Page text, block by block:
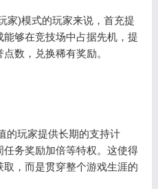
)模式的玩家来说，首充提
够在竞技场中占据先机，提
数，兑换稀有奖励。
玩家提供长期的支持计
务奖励加倍等特权。这使得
，而是贯穿整个游戏生涯的